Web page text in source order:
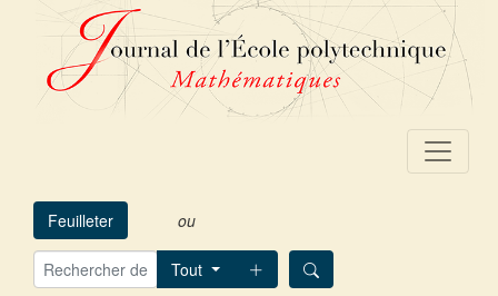
Feuilleter ou
Tout